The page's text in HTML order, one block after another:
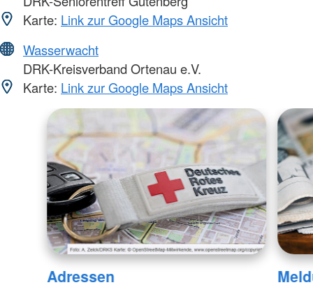
Karte: Link zur Google Maps Ansicht
Wasserwacht
DRK-Kreisverband Ortenau e.V.
Karte: Link zur Google Maps Ansicht
Adressen